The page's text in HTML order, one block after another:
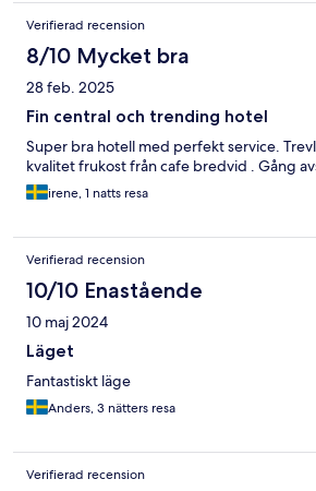
Verifierad recension
8/10 Mycket bra
28 feb. 2025
Fin central och trending hotel
Super bra hotell med perfekt service.
kvalitet frukost från cafe bredvid . Gång
irene, 1 natts resa
Verifierad recension
10/10 Enastående
10 maj 2024
Läget
Fantastiskt läge
Anders, 3 nätters resa
Verifierad recension